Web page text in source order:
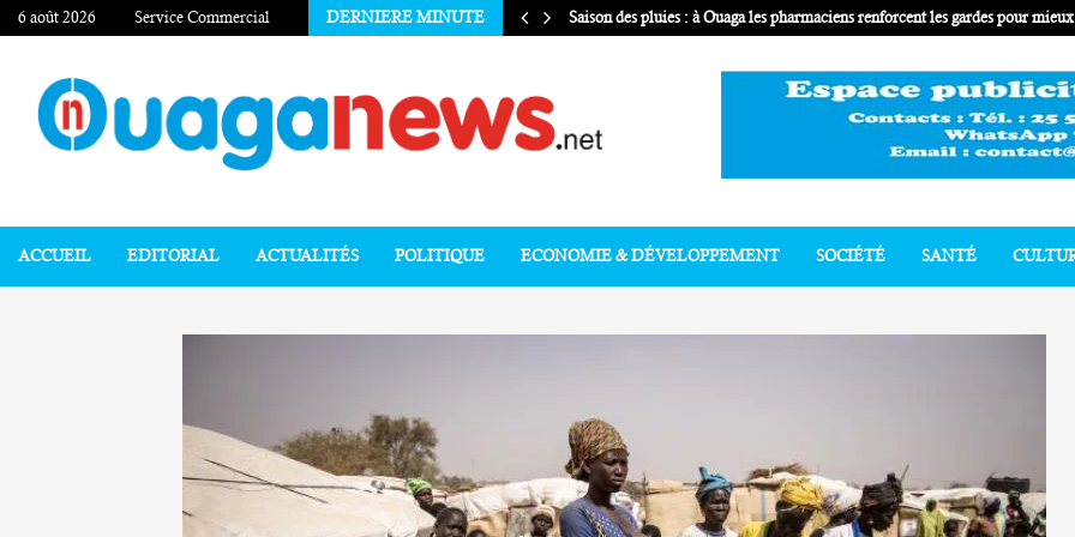
6 août 2026 Service Commercial DERNIERE MINUTE Saison des pluies : à Ouaga les pharmaciens renforcent les gardes pour
ACCUEIL EDITORIAL ACTUALITÉS POLITIQUE ECONOMIE & DÉVELOPPEMENT SOCIÉTÉ SANTÉ